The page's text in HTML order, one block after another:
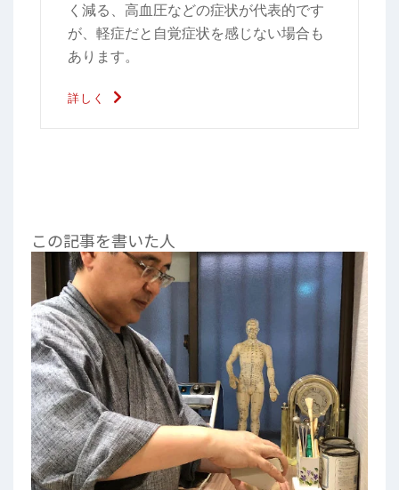
く減る、高血圧などの症状が代表的です
が、軽症だと自覚症状を感じない場合も
あります。
詳しく
この記事を書いた人